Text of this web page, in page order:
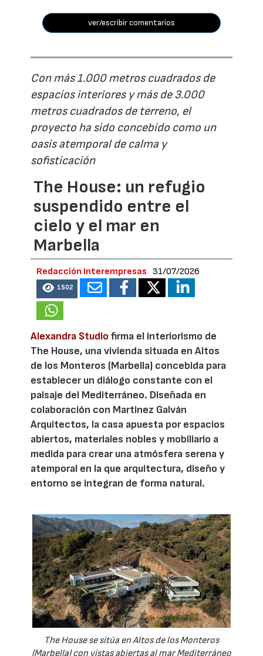
ver/escribir comentarios
Con más 1.000 metros cuadrados de
espacios interiores y más de 3.000
metros cuadrados de terreno, el
proyecto ha sido concebido como un
oasis atemporal de calma y
sofisticación
The House: un refugio
suspendido entre el
cielo y el mar en
Marbella
Redacción Interempresas 31/07/2026
1502
Alexandra Studio firma el interiorismo de
The House, una vivienda situada en Altos
de los Monteros (Marbella) concebida para
establecer un diálogo constante con el
paisaje del Mediterráneo. Diseñada en
colaboración con Martinez Galván
Arquitectos, la casa apuesta por espacios
abiertos, materiales nobles y mobiliario a
medida para crear una atmósfera serena y
atemporal en la que arquitectura, diseño y
entorno se integran de forma natural.
The House se sitúa en Altos de los Monteros
(Marbella) con vistas abiertas al mar Mediterráneo